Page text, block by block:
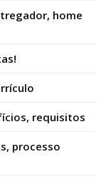
home
requisitos
processo